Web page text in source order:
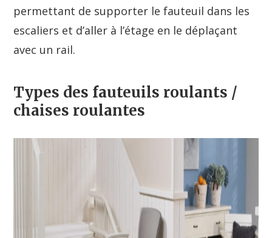
permettant de supporter le fauteuil dans les
escaliers et d’aller à l’étage en le déplaçant
avec un rail.
Types des fauteuils roulants /
chaises roulantes